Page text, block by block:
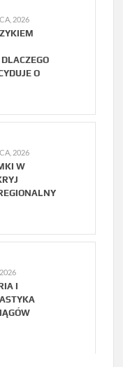
2026
O
2026
W
I